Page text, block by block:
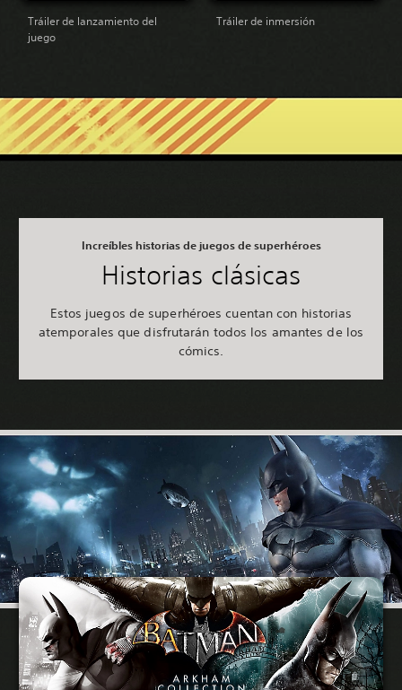
Tráiler de lanzamiento del
juego
Tráiler de inmersión
Increíbles historias de juegos de superhéroes
Historias clásicas
Estos juegos de superhéroes cuentan con historias
atemporales que disfrutarán todos los amantes de los
cómics.